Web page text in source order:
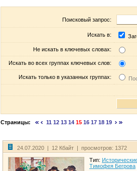
Поисковый запрос:
Искать в:
Не искать в ключевых словах:
Искать во всех группах ключевых слов:
Искать только в указанных группах:
Страницы: 11 12 13 14 15 16 17 18 19
24.07.2020 | 12 Кбайт | просмотров: 1372
Тип:
Тимофея Бегрова